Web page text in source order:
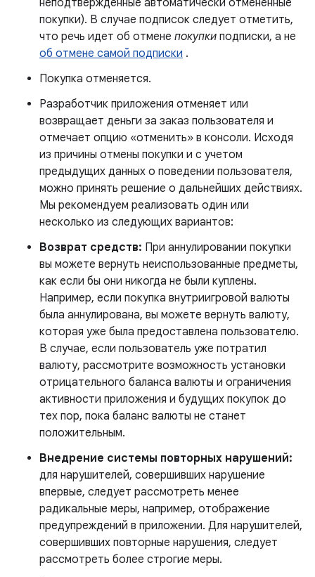
неподтвержденные автоматически отмененные
покупки). В случае подписок следует отметить,
что речь идет об отмене покупки подписки, а не
об отмене самой подписки .
Покупка отменяется.
Разработчик приложения отменяет или
возвращает деньги за заказ пользователя и
отмечает опцию «отменить» в консоли. Исходя
из причины отмены покупки и с учетом
предыдущих данных о поведении пользователя,
можно принять решение о дальнейших действиях.
Мы рекомендуем реализовать один или
несколько из следующих вариантов:
Возврат средств: При аннулировании покупки
вы можете вернуть неиспользованные предметы,
как если бы они никогда не были куплены.
Например, если покупка внутриигровой валюты
была аннулирована, вы можете вернуть валюту,
которая уже была предоставлена ​​пользователю.
В случае, если пользователь уже потратил
валюту, рассмотрите возможность установки
отрицательного баланса валюты и ограничения
активности приложения и будущих покупок до
тех пор, пока баланс валюты не станет
положительным.
Внедрение системы повторных нарушений:
для нарушителей, совершивших нарушение
впервые, следует рассмотреть менее
радикальные меры, например, отображение
предупреждений в приложении. Для нарушителей,
совершивших повторные нарушения, следует
рассмотреть более строгие меры.